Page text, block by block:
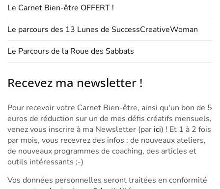
Le Carnet Bien-être OFFERT !
Le parcours des 13 Lunes de SuccessCreativeWoman
Le Parcours de la Roue des Sabbats
Recevez ma newsletter !
Pour recevoir votre Carnet Bien-être, ainsi qu'un bon de 5
euros de réduction sur un de mes défis créatifs mensuels,
venez vous inscrire à ma Newsletter (par ici) ! Et 1 à 2 fois
par mois, vous recevrez des infos : de nouveaux ateliers,
de nouveaux programmes de coaching, des articles et
outils intéressants ;-)
Vos données personnelles seront traitées en conformité